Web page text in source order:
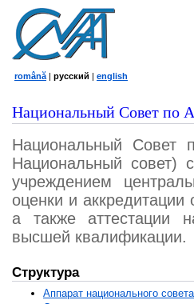
română | русский | english
Национальный Совет по
Национальный Совет
Национальный совет)
учреждением
оценки и аккредитации
а также аттестации
высшей квалификации.
Структура
Аппарат национального совета